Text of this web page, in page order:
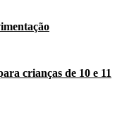
crianças de 10 e 11